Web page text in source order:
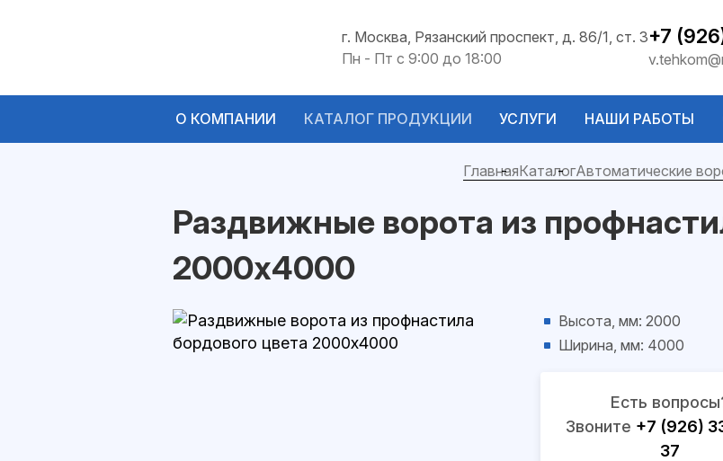
г. Москва, Рязанский проспект, д. 86/1, ст. 3
Пн - Пт с 9:00 до 18:00
+7
О КОМПАНИИ КАТАЛОГ ПРОДУКЦИИ УСЛУГИ НАШИ РАБОТЫ
ГлавнаяКаталогАвтоматические
Раздвижные ворота из
2000х4000
Высота, мм: 2000
Ширина, мм: 4000
Есть
Звоните +7 (926)
37